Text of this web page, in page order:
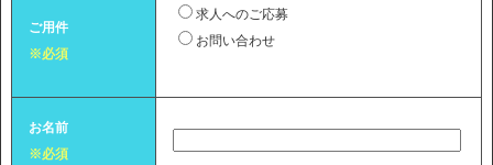
ご用件
※必須
求人へのご応募
お問い合わせ
お名前
※必須